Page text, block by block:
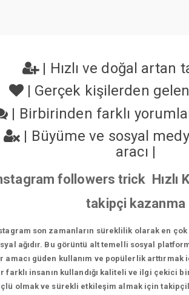
| Hızlı ve doğal artan
| Gerçek kişilerden
| Birbirinden farklı
| Büyüme ve sosyal
aracı |
followers trick Hızlı
takipçi kazanma
son zamanların süreklilik olarak en
ağıdır. Bu görüntü alt temelli sosyal
amacı güden kullanım ve popülerlik arttırmak
farklı insanın kullandığı kaliteli ve ilgi çekici
olmak ve sürekli etkileşim almak için